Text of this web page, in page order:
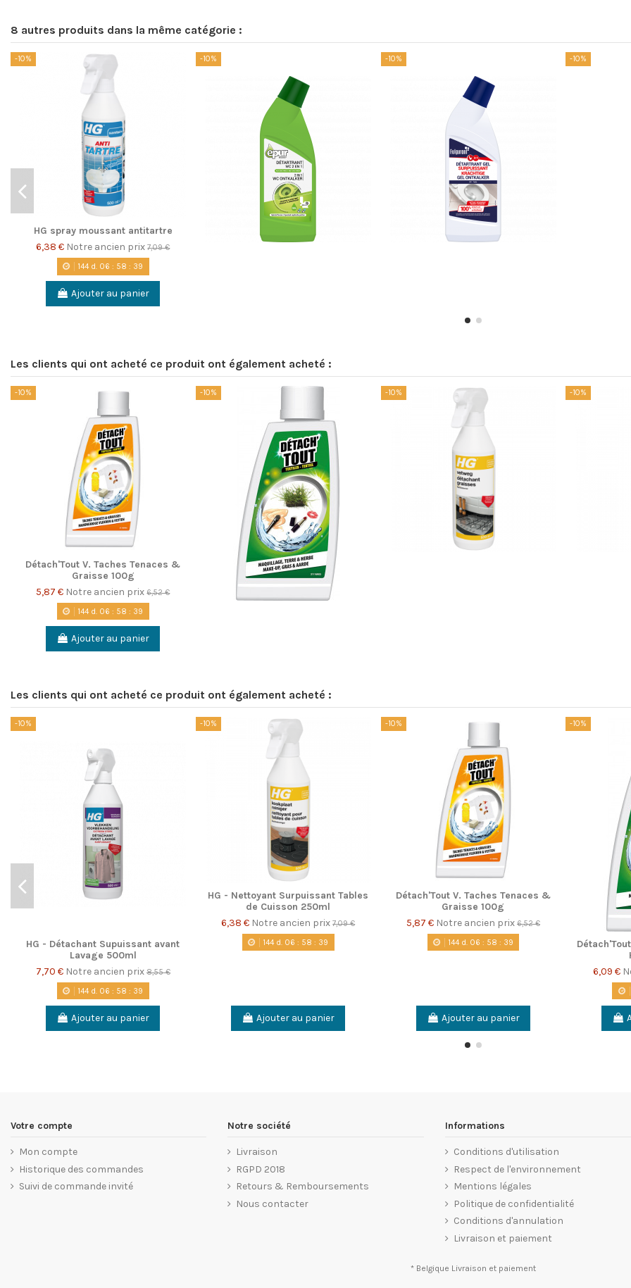
8 autres produits dans la même catégorie :
-10%
HG spray moussant antitartre
6,38 € Notre ancien prix7,09 €
144d. 06 : 58 : 38
Ajouter au panier
-10% -10% -10%
Les clients qui ont acheté ce produit ont également acheté :
-10%
Détach'Tout V. Taches Tenaces &
Graisse 100g
5,87 € Notre ancien prix6,52 €
144d. 06 : 58 : 38
Ajouter au panier
-10% -10% -10%
Les clients qui ont acheté ce produit ont également acheté :
-10%
HG - Détachant Supuissant avant
Lavage 500ml
7,70 € Notre ancien prix 8,55 €
144d. 06 : 58 : 38
Ajouter au panier
-10%
HG - Nettoyant Surpuissant Tables
de Cuisson 250ml
6,38 € Notre ancien prix7,09 €
144d. 06 : 58 : 38
Ajouter au panier
-10%
Détach'Tout V. Taches Tenaces &
Graisse 100g
5,87 € Notre ancien prix 6,52 €
144d. 06 : 58 : 38
Ajouter au panier
-10%
6,09 €
Votre compte
Mon compte
Historique des commandes
Suivi de commande invité
Notre société
Livraison
RGPD 2018
Retours & Remboursements
Nous contacter
Informations
Conditions d'utilisation
Respect de l'environnement
Mentions légales
Politique de confidentialité
Conditions d'annulation
Livraison et paiement
* Belgique Livraison et paiement